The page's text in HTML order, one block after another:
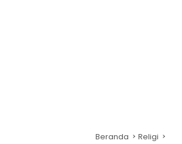
Beranda Religi